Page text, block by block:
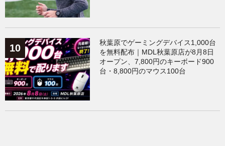
秋葉原でゲーミングデバイス1,000台
を無料配布｜MDL秋葉原店が8月8日
オープン、7,800円のキーボード900
台・8,800円のマウス100台